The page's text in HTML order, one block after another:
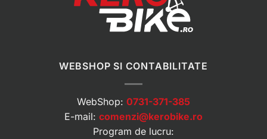
WEBSHOP SI CONTABILITATE
WebShop: 0731-371-385
E-mail: comenzi@kerobike.ro
Program de lucru: